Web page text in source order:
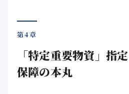
第4章
「特定重要物資」
保障の本丸